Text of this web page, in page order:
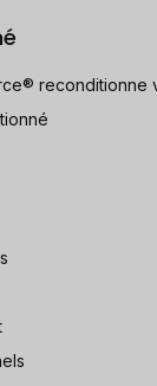
reconditionne